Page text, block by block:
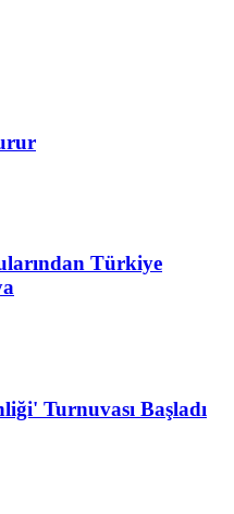
Türkiye
Turnuvası Başladı